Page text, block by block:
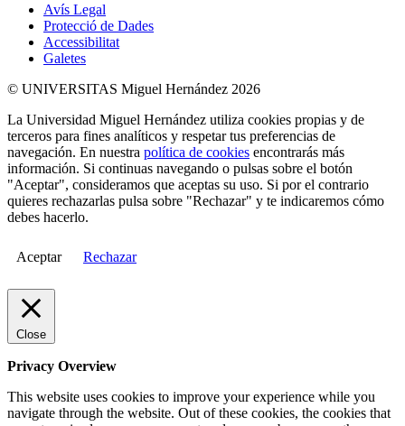
Avís Legal
Protecció de Dades
Accessibilitat
Galetes
© UNIVERSITAS Miguel Hernández 2026
La Universidad Miguel Hernández utiliza cookies propias y de
terceros para fines analíticos y respetar tus preferencias de
navegación. En nuestra política de cookies encontrarás más
información. Si continuas navegando o pulsas sobre el botón
"Aceptar", consideramos que aceptas su uso. Si por el contrario
quieres rechazarlas pulsa sobre "Rechazar" y te indicaremos cómo
debes hacerlo.
Aceptar Rechazar
Close
Privacy Overview
This website uses cookies to improve your experience while you
navigate through the website. Out of these cookies, the cookies that